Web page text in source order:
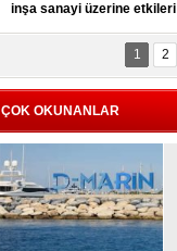
inşa sanayi üzerine etkileri
Kpt. MESUT AZMİ GÖKSOY
ithafen...
1 2
ÇOK OKUNANLAR